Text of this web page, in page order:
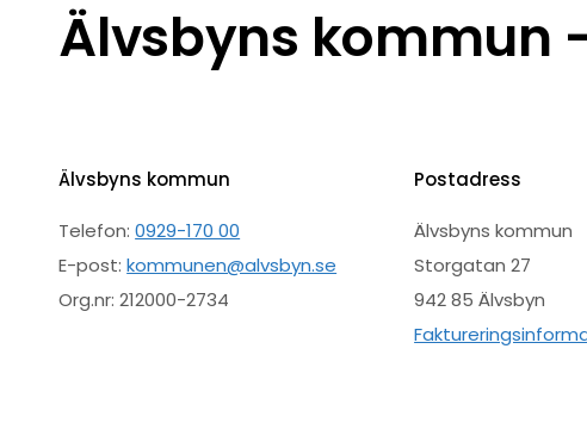
Älvsbyns kommun
Älvsbyns kommun
Telefon:0929-170 00
E-post:kommunen@alvsbyn.se
Org.nr: 212000-2734
Postadress
Älvsbyns kommun
Storgatan 27
942 85 Älvsbyn